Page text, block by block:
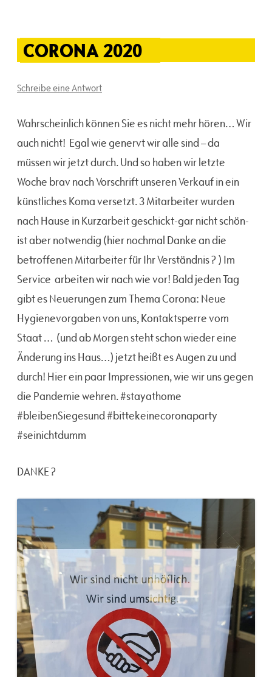
CORONA 2020
Schreibe eine Antwort
Wahrscheinlich können Sie es nicht mehr hören… Wir
auch nicht! Egal wie genervt wir alle sind – da
müssen wir jetzt durch. Und so haben wir letzte
Woche brav nach Vorschrift unseren Verkauf in ein
künstliches Koma versetzt. 3 Mitarbeiter wurden
nach Hause in Kurzarbeit geschickt-gar nicht schön-
ist aber notwendig (hier nochmal Danke an die
betroffenen Mitarbeiter für Ihr Verständnis ? ) Im
Service arbeiten wir nach wie vor! Bald jeden Tag
gibt es Neuerungen zum Thema Corona: Neue
Hygienevorgaben von uns, Kontaktsperre vom
Staat … (und ab Morgen steht schon wieder eine
Änderung ins Haus…) jetzt heißt es Augen zu und
durch! Hier ein paar Impressionen, wie wir uns gegen
die Pandemie wehren. #stayathome
#bleibenSiegesund #bittekeinecoronaparty
#seinichtdumm
DANKE ?